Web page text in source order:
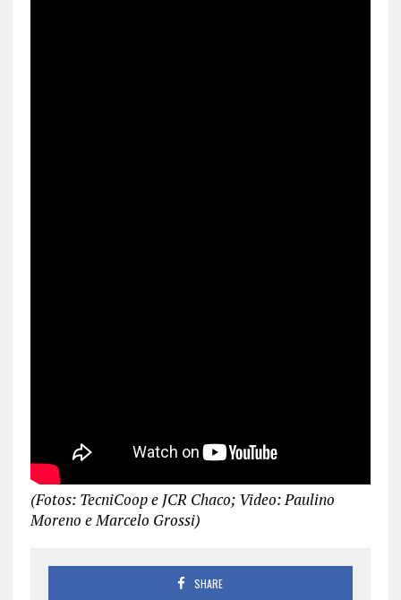
(Fotos: TecniCoop e JCR Chaco; Video: Paulino
Moreno e Marcelo Grossi)
SHARE